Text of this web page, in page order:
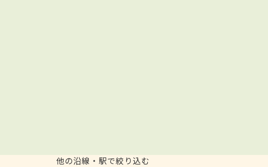
他の沿線・駅で絞り込む